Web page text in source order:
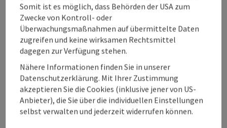
Die Donauschlinge in Schlögen zählt zu den schönsten
Naturwundern Oberösterreichs. Hier in Haibach ob der
Donau ändert der Strom zweimal seine Laufrichtung
um 180 Grad, um sich einen Weg durch die Böhmische
Masse zu bahnen. Die beste Aussicht auf die
Donauschlinge hat man vom Aussichtspunkt
Schlögener Blick.
Somit ist es möglich, dass Behörden der USA zum
Zwecke von Kontroll- oder
Überwachungsmaßnahmen auf übermittelte Daten
zugreifen und keine wirksamen Rechtsmittel
dagegen zur Verfügung stehen.
Nähere Informationen finden Sie in unserer
Datenschutzerklärung. Mit Ihrer Zustimmung
akzeptieren Sie die Cookies (inklusive jener von US-
Anbieter), die Sie über die individuellen Einstellungen
selbst verwalten und jederzeit widerrufen können.